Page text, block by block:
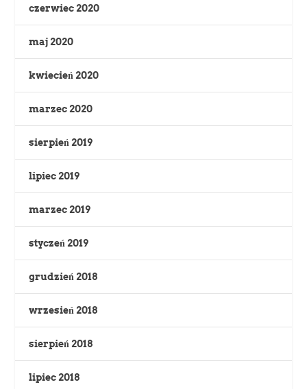
czerwiec 2020
maj 2020
kwiecień 2020
marzec 2020
sierpień 2019
lipiec 2019
marzec 2019
styczeń 2019
grudzień 2018
wrzesień 2018
sierpień 2018
lipiec 2018